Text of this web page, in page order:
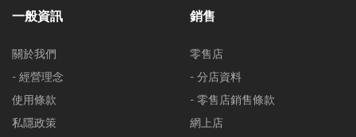
一般資訊
關於我們
- 經營理念
使用條款
私隱政策
銷售
零售店
- 分店資料
- 零售店銷售條款
網上店